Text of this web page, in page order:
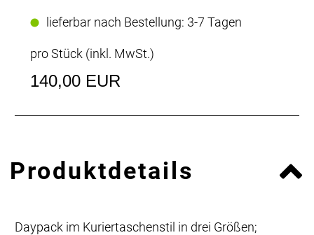
lieferbar nach Bestellung: 3-7 Tagen
pro Stück (inkl. MwSt.)
140,00 EUR
Produktdetails
Daypack im Kuriertaschenstil in drei Größen;